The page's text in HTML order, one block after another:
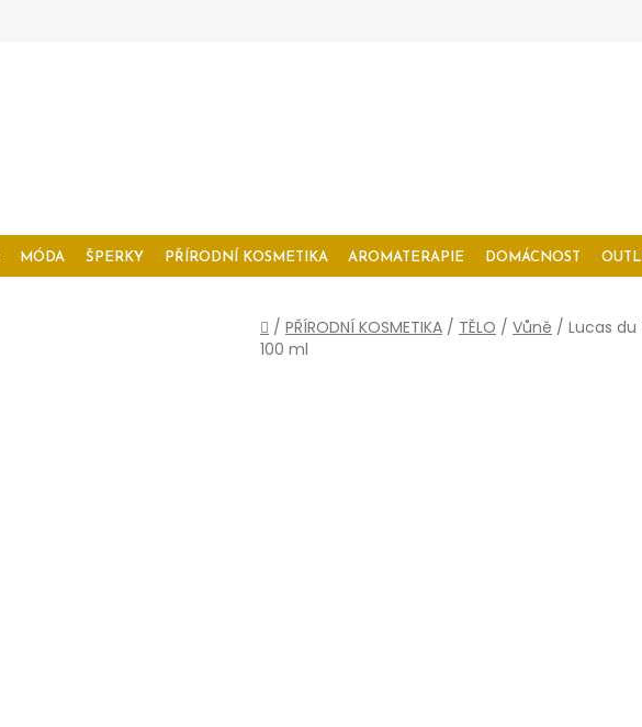
MÓDA ŠPERKY PŘÍRODNÍ KOSMETIKA AROMATERAPIE DOMÁCNOST
Domů
/ PŘÍRODNÍ KOSMETIKA / TĚLO / Vůně / Lucas du
100 ml